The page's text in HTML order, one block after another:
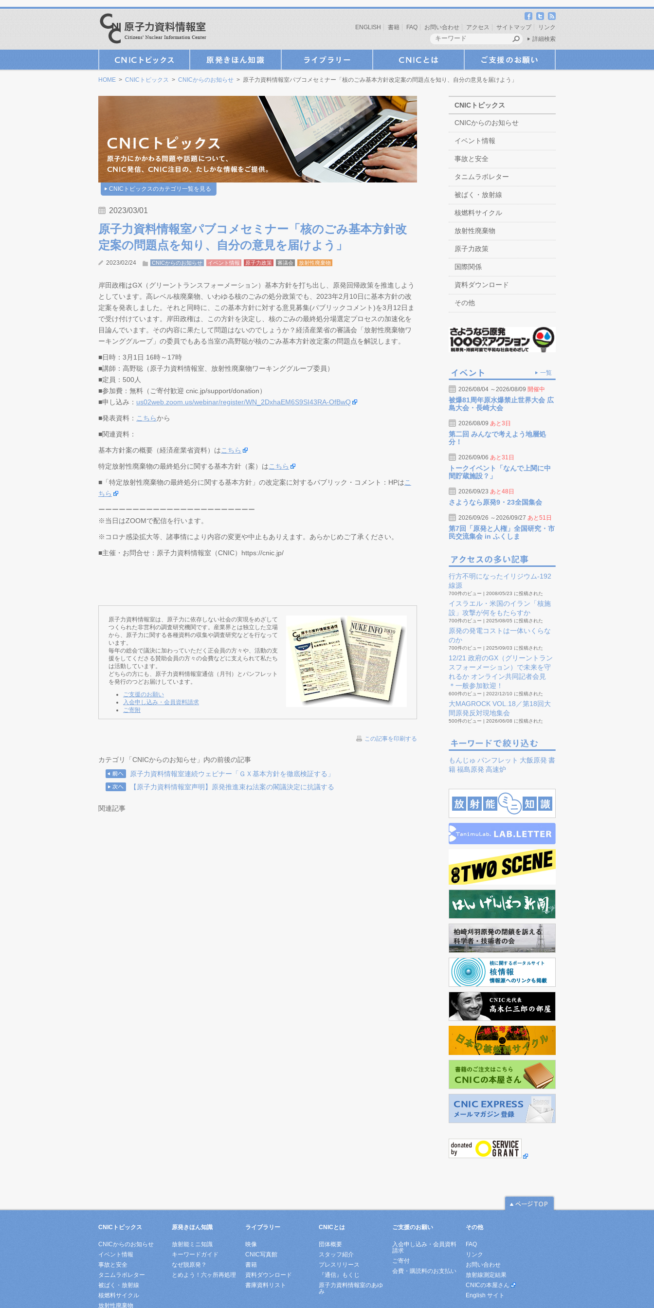
ENGLISH 書籍 FAQ お問い合わせ アクセス サイトマップ
リンク
詳細検索
HOME > CNICトピックス > CNICからのお知らせ > 原子力資料情報室パブコメセミナー「核のごみ基本方針改定案の問題点を知り、自分の意見を届けよう」
CNICトピックスのカテゴリ一覧を見る
2023/03/01
原子力資料情報室パブコメセミナー「核のごみ基本方針改
定案の問題点を知り、自分の意見を届けよう」
2023/02/24 CNICからのお知らせ イベント情報 原子力政策 審議会 放射性廃棄物
岸田政権はGX（グリーントランスフォーメーション）基本方針を打ち出し、原発回帰政策を推進しよう
としています。高レベル核廃棄物、いわゆる核のごみの処分政策でも、2023年2月10日に基本方針の改
定案を発表しました。それと同時に、この基本方針に対する意見募集(パブリックコメント)を3月12日ま
で受け付けています。岸田政権は、この方針を決定し、核のごみの最終処分場選定プロセスの加速化を
目論んでいます。その内容に果たして問題はないのでしょうか？経済産業省の審議会「放射性廃棄物ワ
ーキンググループ」の委員でもある当室の高野聡が核のごみ基本方針改定案の問題点を解説します。
■日時：3月1日 16時～17時
■講師：高野聡（原子力資料情報室、放射性廃棄物ワーキンググループ委員）
■定員：500人
■参加費：無料（ご寄付歓迎 cnic.jp/support/donation）
■申し込み： us02web.zoom.us/webinar/register/WN_2DxhaEM6S9SI43RA-OfBwQ
■発表資料： こちらから
■関連資料：
基本方針案の概要（経済産業省資料）はこちら
特定放射性廃棄物の最終処分に関する基本方針（案）はこちら
■「特定放射性廃棄物の最終処分に関する基本方針」の改定案に対するパブリック・コメント：HPはこ
ちら
ーーーーーーーーーーーーーーーーーーーーーーー
※当日はZOOMで配信を行います。
※コロナ感染拡大等、諸事情により内容の変更や中止もありえます。あらかじめご了承ください。
■主催・お問合せ：原子力資料情報室（CNIC）https://cnic.jp/
原子力資料情報室は、原子力に依存しない社会の実現をめざして
つくられた非営利の調査研究機関です。産業界とは独立した立場
から、原子力に関する各種資料の収集や調査研究などを行なって
います。
毎年の総会で議決に加わっていただく正会員の方々や、活動の支
援をしてくださる賛助会員の方々の会費などに支えられて私たち
は活動しています。
どちらの方にも、原子力資料情報室通信（月刊）とパンフレット
を発行のつどお届けしています。
ご支援のお願い
入会申し込み・会員資料請求
ご寄附
この記事を印刷する
カテゴリ「CNICからのお知らせ」内の前後の記事
原子力資料情報室連続ウェビナー「ＧＸ基本方針を徹底検証する」
【原子力資料情報室声明】原発推進束ね法案の閣議決定に抗議する
関連記事
CNICトピックス
CNICからのお知らせ
イベント情報
事故と安全
タニムラボレター
被ばく・放射線
核燃料サイクル
放射性廃棄物
原子力政策
国際関係
資料ダウンロード
その他
一覧
2026/08/04 ～2026/08/09 開催中
被爆81周年原水爆禁止世界大会 広
島大会・長崎大会
2026/08/09 あと3日
第二回 みんなで考えよう地層処
分！
2026/09/06 あと31日
トークイベント「なんで上関に中
間貯蔵施設？」
2026/09/23 あと48日
さようなら原発9・23全国集会
2026/09/26 ～2026/09/27 あと51日
第7回「原発と人権」全国研究・市
民交流集会 in ふくしま
行方不明になったイリジウム-192
線源
700件のビュー | 2008/05/23 に投稿された
イスラエル・米国のイラン「核施
設」攻撃が何をもたらすか
700件のビュー | 2025/08/05 に投稿された
原発の発電コストは一体いくらな
のか
700件のビュー | 2025/09/03 に投稿された
12/21 政府のGX（グリーントラン
スフォーメーション）で未来を守
れるか オンライン共同記者会見
＊一般参加歓迎！
600件のビュー | 2022/12/10 に投稿された
大MAGROCK VOL.18／第18回大
間原発反対現地集会
500件のビュー | 2026/06/08 に投稿された
もんじゅ パンフレット 大飯原発 書
籍福島原発 高速炉
CNICトピックス
CNICからのお知らせ
イベント情報
事故と安全
タニムラボレター
被ばく・放射線
核燃料サイクル
放射性廃棄物
原発きほん知識
放射能ミニ知識
キーワードガイド
なぜ脱原発？
とめよう！六ヶ所再処理
ライブラリー
映像
CNIC写真館
書籍
資料ダウンロード
書庫資料リスト
CNICとは
団体概要
スタッフ紹介
プレスリリース
『通信』もくじ
原子力資料情報室のあゆ
み
ご支援のお願い
入会申し込み・会員資料
請求
ご寄付
会費・購読料のお支払い
その他
FAQ
リンク
お問い合わせ
放射線測定結果
CNICの本屋さん
English サイト